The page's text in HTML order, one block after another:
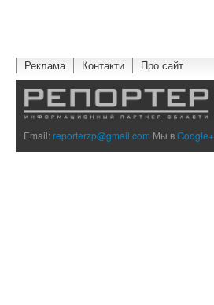
Реклама Контакти Про сайт
Email:reporterzp@gmail.com Мы вGoogle+